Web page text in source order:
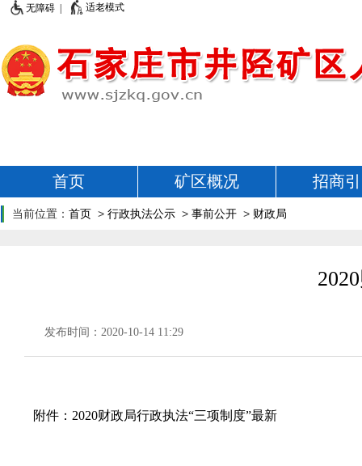
无障碍 | 适老模式
首页 矿区概况 招商
当前位置： 首页 > 行政执法公示 > 事前公开 > 财政局
发布时间：2020-10-14 11:29
附件： 2020财政局行政执法“三项制度”最新